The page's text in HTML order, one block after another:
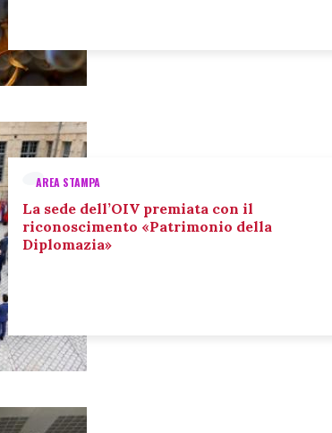
AREA STAMPA
La sede dell’OIV premiata con il
riconoscimento «Patrimonio della
Diplomazia»